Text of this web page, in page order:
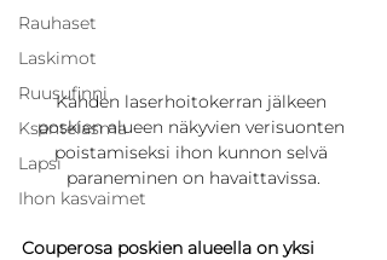
Rauhaset
Laskimot
Ruusufinni
Ksantelasma
Lapsi
Ihon kasvaimet
Kahden laserhoitokerran jälkeen
poskien alueen näkyvien verisuonten
poistamiseksi ihon kunnon selvä
paraneminen on havaittavissa.
Couperosa poskien alueella on yksi